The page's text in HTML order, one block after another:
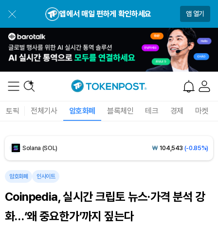
앱에서 매일 편하게 확인하세요 앱 열기
토픽 전체기사 암호화폐 블록체인 테크 경제 마켓
Ethereum (ETH) ₩2,700,606(+1.41%)
Tether USDt (USDT) ₩1,421(-0.02%)
Solana (SOL) ₩ 104,543 (-0.85%)
TRON (TRX)
Hyperliquid (HYPE) ₩80,131(+0.79%)
Dogecoin (DOGE)
암호화폐 인사이트
Coinpedia, 실시간 크립토 뉴스·가격 분석 강
화…‘왜 중요한가’까지 짚는다